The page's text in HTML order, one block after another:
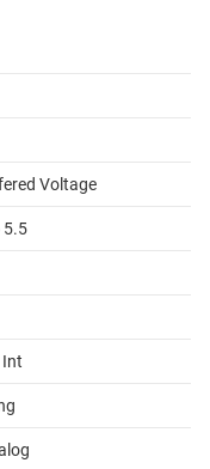
Voltage
5.5
Int